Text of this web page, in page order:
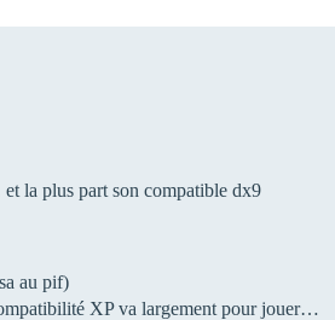
la plus part son compatible dx9
au pif)
XP va largement pour jouer…